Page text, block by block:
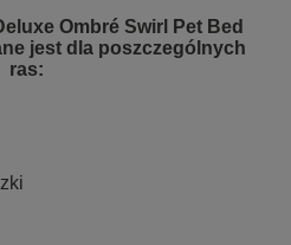
Ombré Swirl Pet Bed
jest dla poszczególnych
ras: